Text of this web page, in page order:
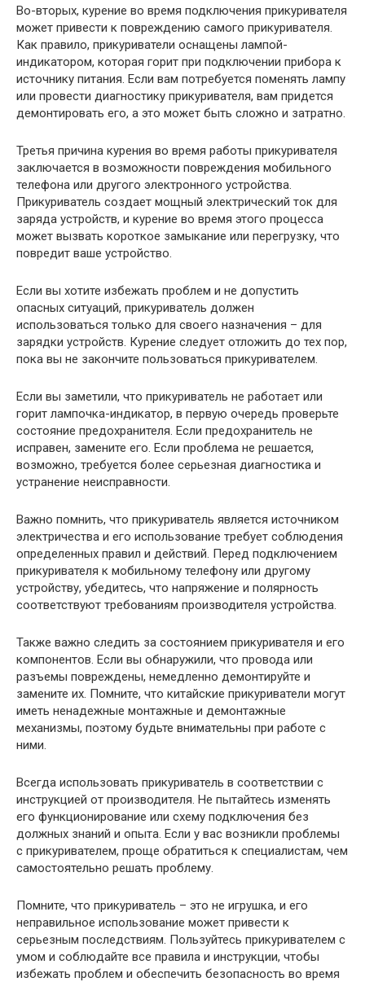
Во-вторых, курение во время подключения прикуривателя
может привести к повреждению самого прикуривателя.
Как правило, прикуриватели оснащены лампой-
индикатором, которая горит при подключении прибора к
источнику питания. Если вам потребуется поменять лампу
или провести диагностику прикуривателя, вам придется
демонтировать его, а это может быть сложно и затратно.
Третья причина курения во время работы прикуривателя
заключается в возможности повреждения мобильного
телефона или другого электронного устройства.
Прикуриватель создает мощный электрический ток для
заряда устройств, и курение во время этого процесса
может вызвать короткое замыкание или перегрузку, что
повредит ваше устройство.
Если вы хотите избежать проблем и не допустить
опасных ситуаций, прикуриватель должен
использоваться только для своего назначения – для
зарядки устройств. Курение следует отложить до тех пор,
пока вы не закончите пользоваться прикуривателем.
Если вы заметили, что прикуриватель не работает или
горит лампочка-индикатор, в первую очередь проверьте
состояние предохранителя. Если предохранитель не
исправен, замените его. Если проблема не решается,
возможно, требуется более серьезная диагностика и
устранение неисправности.
Важно помнить, что прикуриватель является источником
электричества и его использование требует соблюдения
определенных правил и действий. Перед подключением
прикуривателя к мобильному телефону или другому
устройству, убедитесь, что напряжение и полярность
соответствуют требованиям производителя устройства.
Также важно следить за состоянием прикуривателя и его
компонентов. Если вы обнаружили, что провода или
разъемы повреждены, немедленно демонтируйте и
замените их. Помните, что китайские прикуриватели могут
иметь ненадежные монтажные и демонтажные
механизмы, поэтому будьте внимательны при работе с
ними.
Всегда использовать прикуриватель в соответствии с
инструкцией от производителя. Не пытайтесь изменять
его функционирование или схему подключения без
должных знаний и опыта. Если у вас возникли проблемы
с прикуривателем, проще обратиться к специалистам, чем
самостоятельно решать проблему.
Помните, что прикуриватель – это не игрушка, и его
неправильное использование может привести к
серьезным последствиям. Пользуйтесь прикуривателем с
умом и соблюдайте все правила и инструкции, чтобы
избежать проблем и обеспечить безопасность во время